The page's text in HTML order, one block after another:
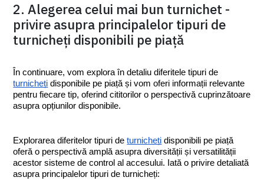
2. Alegerea celui mai bun turnichet -
privire asupra principalelor tipuri de
turnicheți disponibili pe piață
turnicheți disponibile pe piață și vom oferi informații relevante
pentru fiecare tip, oferind cititorilor o perspectivă cuprinzătoare
asupra opțiunilor disponibile.
Explorarea diferitelor tipuri de turnicheți disponibili pe piață
oferă o perspectivă amplă asupra diversității și versatilității
acestor sisteme de control al accesului. Iată o privire detaliată
asupra principalelor tipuri de turnicheți: